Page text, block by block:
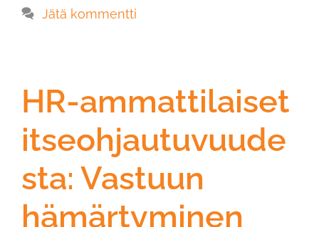
Jätä kommentti
HR-ammattilaiset
itseohjautuvuude
sta: Vastuun
hämärtyminen